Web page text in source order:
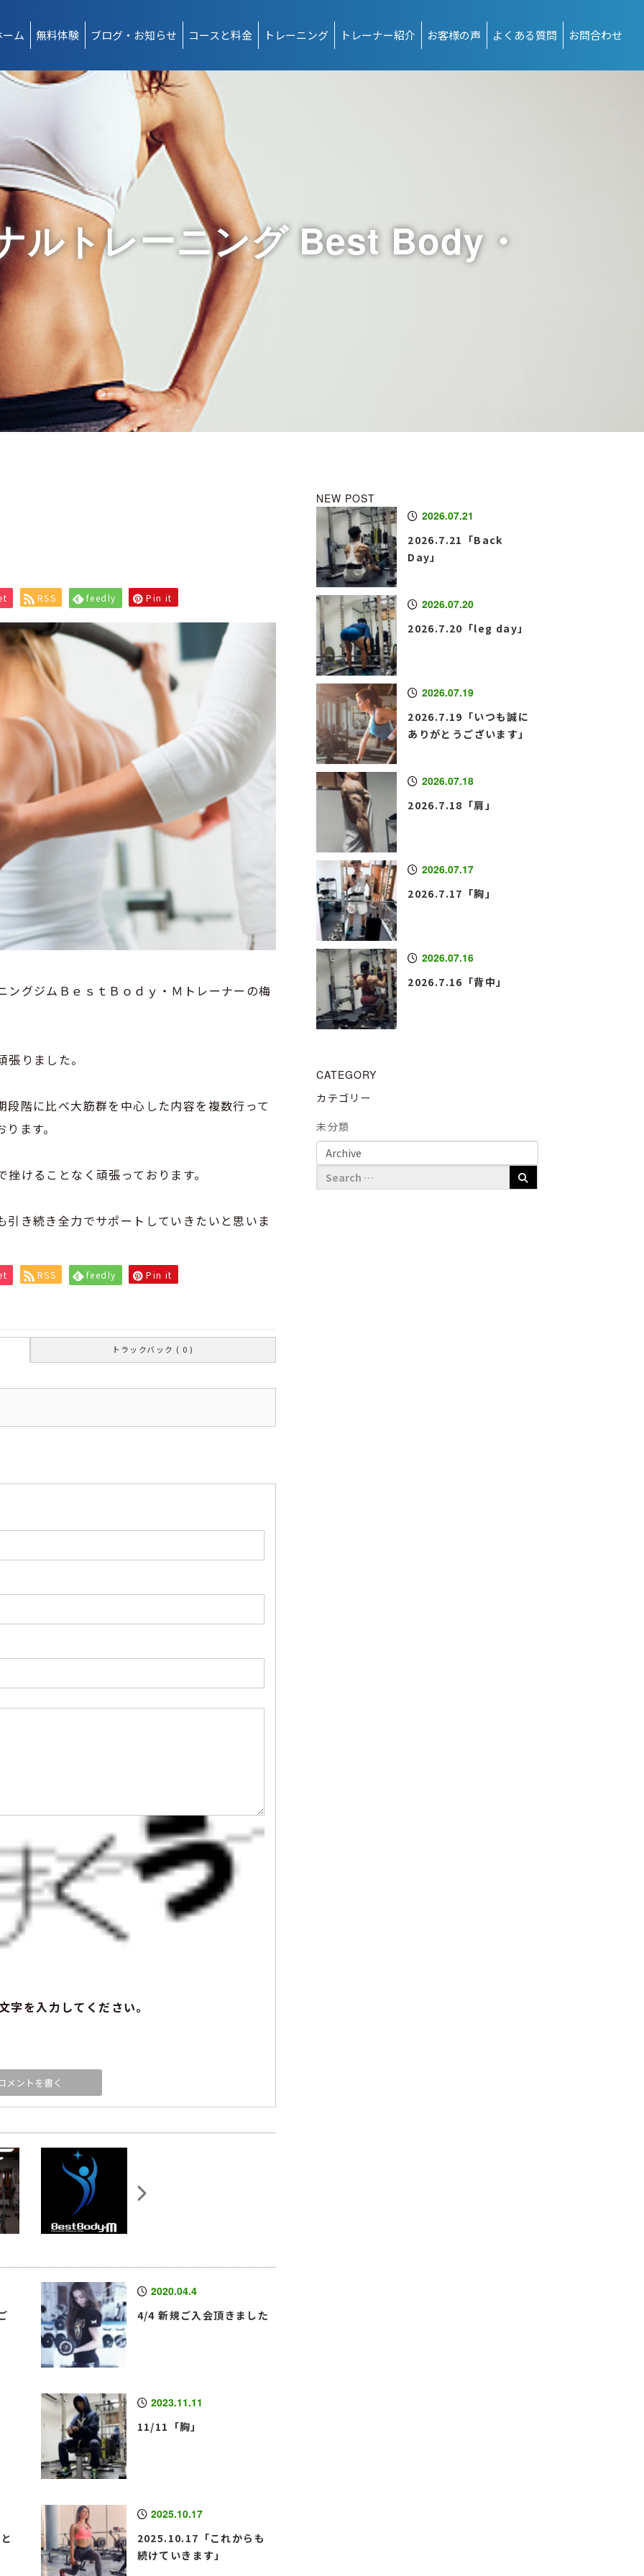
ーム 無料体験 ブログ・お知らせ コースと料金 トレーニング トレーナー紹介 お客様の声 よくある質問 お問合わせ
ルトレーニング Best Body・
RSS feedly Pin it
グジムＢｅｓｔＢｏｄｙ・Ｍトレーナーの梅
りました。
階に比べ大筋群を中心した内容を複数行って
ます。
けることなく頑張っております。
き続き全力でサポートしていきたいと思いま
RSS feedly Pin it
トラックバック ( 0 )
字を入力してください。
2020.04.4
4/4 新規ご入会頂きました
2023.11.11
11/11「胸」
2025.10.17
2025.10.17「これからも
続けていきます」
NEW POST
2026.07.21
2026.7.21「Back
Day」
2026.07.20
2026.7.20「leg day」
2026.07.19
2026.7.19「いつも誠に
ありがとうございます」
2026.07.18
2026.7.18「肩」
2026.07.17
2026.7.17「胸」
2026.07.16
2026.7.16「背中」
CATEGORY
カテゴリー
未分類